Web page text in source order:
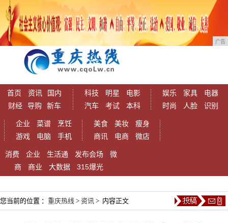
广告
首页 资讯
国内
财经
导购 新车
科技 明星
电影
汽车
考试 本科
娱乐 家具
电器
时尚
人脸 识别
企业 菜谱
烹饪
游戏
电脑 手机
美食 美妆
瘦身
商讯
电商 微店
消费 企业 生活通 发布会场
微
商
商业 大数据 315爆光
您当前的位置 ： 重庆热线 > 资讯 > 内容正文